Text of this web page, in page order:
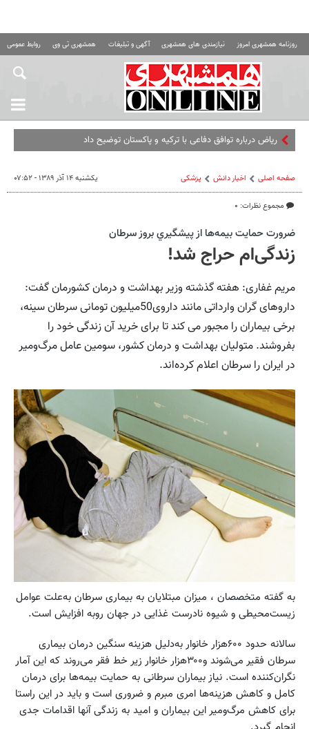
روزنامه همشهری امروز نیازمندی های همشهری آگهی و تبلیغات همشهری تی وی روابط عمومی
ریاض درباره توافق دفاعی با ترکیه و پاکستان توضیح داد
صفحه اصلی اخبار دانش پزشکی
مجموع نظرات: ۰
یکشنبه ۱۴ آذر ۱۳۸۹ - ۰۷:۵۲
ضرورت حمايت بيمه‌ها از پيشگيري بروز سرطان
زندگی‌ام حراج شد!
مریم غفاری: هفته گذشته وزیر بهداشت و درمان کشورمان گفت:
داروهای گران وارداتی مانند داروی50‌میلیون تومانی سرطان سینه،
برخی بیماران را مجبور می ‌کند تا برای خرید آن زندگی خود را
بفروشند. متولیان بهداشت و درمان کشور، سومین عامل مرگ‌و‌میر
در ایران را سرطان اعلام کرده‌اند.
به گفته متخصصان ، میزان مبتلایان به بیماری سرطان به‌علت عوامل
زیست‌محیطی و شیوه نادرست غذایی در جهان روبه افزایش است.
سالانه حدود ۶۰۰‌هزار خانوار به‌دلیل هزینه سنگین درمان بیماری
سرطان فقیر می‌شوند و۳۰۰‌هزار خانوار زیر خط فقر می‌روند که این آمار
نگران‌کننده است. نیاز بیماران سرطانی به حمایت بیمه‌ها برای درمان
کامل و کاهش هزینه‌ها امری مبرم و ضروری است و باید در این راستا
برای کاهش مرگ‌و‌میر این بیماران و امید به زندگی آنها اقدامات جدی